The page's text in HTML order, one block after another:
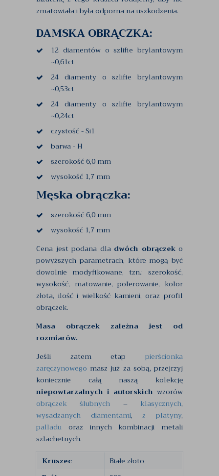
zmatowiała i była odporna na uszkodzenia.
DAMSKA OBRĄCZKA:
12 diamentów o szlifie brylantowym
~0,61ct
24 diamenty o szlifie brylantowym
~0,53ct
24 diamenty o szlifie brylantowym
~0,24ct
czystość - Si1
barwa - H
szerokość 6,0 mm
wysokość 1,7 mm
Męska obrączka:
szerokość 6,0 mm
wysokość 1,7 mm
Cena jest podana dla dwóch obrączeko
powyższych parametrach, które mogą być
dowolnie modyfikowane, tzn.: szerokość,
wysokość, matowanie, polerowanie, kolor
złota, ilość i wielkość kamieni, oraz profil
obrączek.
Masa obrączek zależna jest od
rozmiarów.
Jeśli zatem etap pierścionka
zaręczynowego masz już za sobą, przejrzyj
koniecznie całą naszą kolekcję
niepowtarzalnych i autorskich wzorów
obrączek ślubnych – klasycznych,
wysadzanych diamentami,z platyny,
palladu oraz innych kombinacji metali
szlachetnych.
Kruszec
Białe złoto